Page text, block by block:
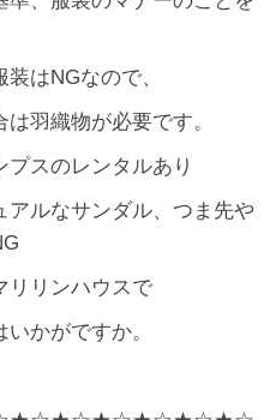
はNGなので、
羽織物が必要です。
スのレンタルあり
ルなサンダル、つま先や
リリンハウスで
かがですか。